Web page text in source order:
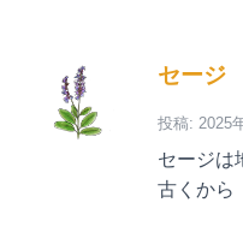
セージ
投稿: 2025
セージは
古くから